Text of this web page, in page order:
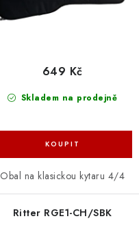
Skladem na prodejně
649 Kč
Obal na klasickou kytaru 4/4
Ritter RGE1-CH/SBK